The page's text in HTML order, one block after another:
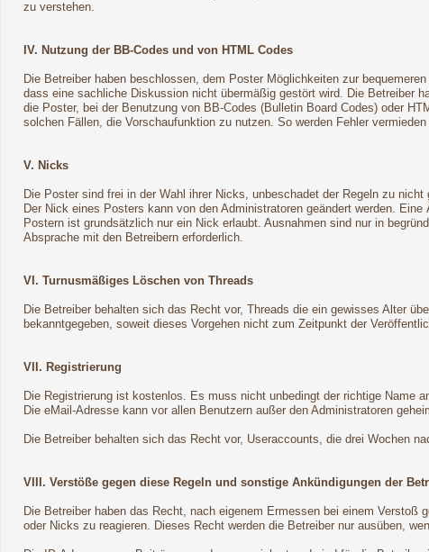
zu verstehen.
IV. Nutzung der BB-Codes und von HTML Codes
Die Betreiber haben beschlossen, dem Poster Möglichkeiten zur
dass eine sachliche Diskussion nicht übermäßig gestört wird. Die Betreiber
die Poster, bei der Benutzung von BB-Codes (Bulletin Board Codes) oder
solchen Fällen, die Vorschaufunktion zu nutzen. So werden Fehler
V. Nicks
Die Poster sind frei in der Wahl ihrer Nicks, unbeschadet der Regeln zu nicht
Der Nick eines Posters kann von den Administratoren geändert werden.
Postern ist grundsätzlich nur ein Nick erlaubt. Ausnahmen sind nur in
Absprache mit den Betreibern erforderlich.
VI. Turnusmäßiges Löschen von Threads
Die Betreiber behalten sich das Recht vor, Threads die ein gewisses Alter
bekanntgegeben, soweit dieses Vorgehen nicht zum Zeitpunkt der
VII. Registrierung
Die Registrierung ist kostenlos. Es muss nicht unbedingt der richtige Name
Die eMail-Adresse kann vor allen Benutzern außer den Administratoren
Die Betreiber behalten sich das Recht vor, Useraccounts, die drei Wochen
VIII. Verstöße gegen diese Regeln und sonstige Ankündigungen der
Die Betreiber haben das Recht, nach eigenem Ermessen bei einem Verstoß
oder Nicks zu reagieren. Dieses Recht werden die Betreiber nur ausüben,